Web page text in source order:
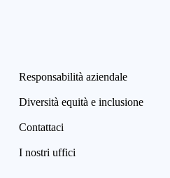
Responsabilità aziendale
Diversità equità e inclusione
Contattaci
I nostri uffici